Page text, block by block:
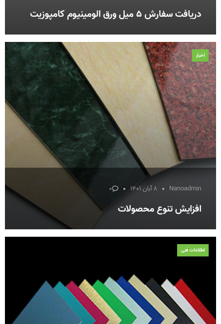
دریافت سفارش ۵ میل ورق الومینیوم کامپوزیت
Nanoadmin ۰
افزایش تنوع محصولات
اخبار
اطلاعات فنی